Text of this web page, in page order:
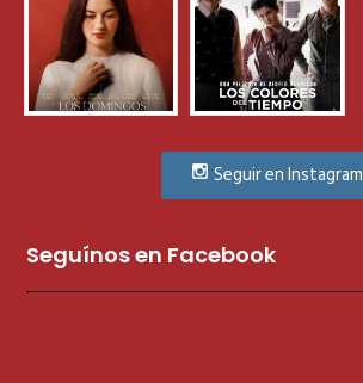
Seguir en Instagram
Seguínos en Facebook